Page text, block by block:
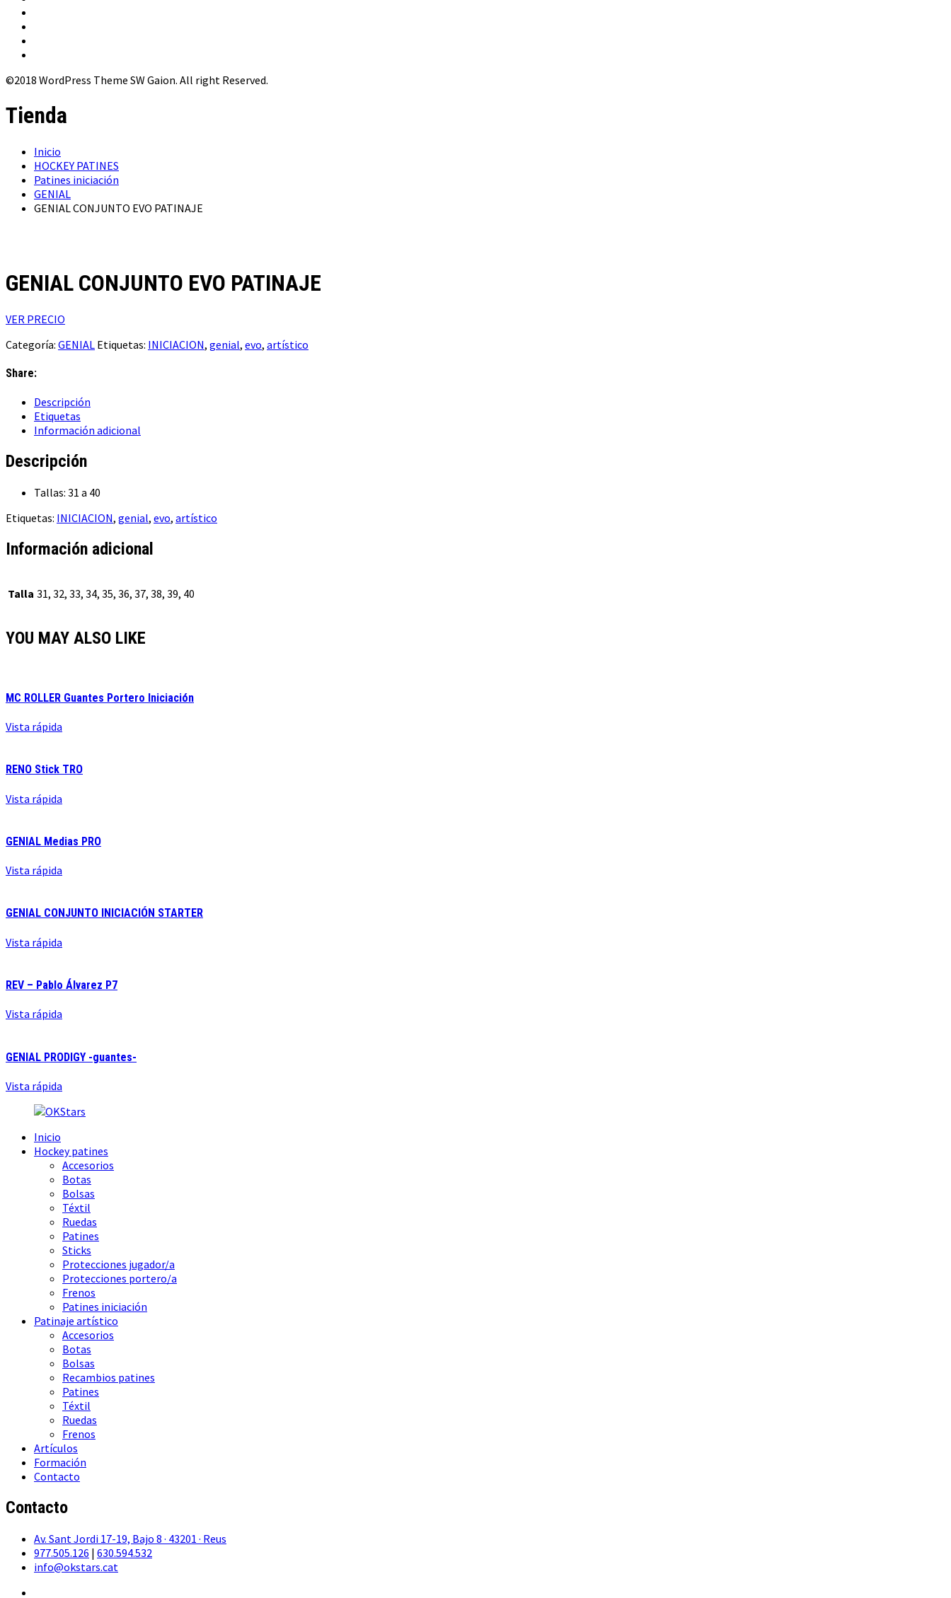
©2018 WordPress Theme SW Gaion. All right Reserved.
Tienda
Inicio
HOCKEY PATINES
Patines iniciación
GENIAL
GENIAL CONJUNTO EVO PATINAJE
GENIAL CONJUNTO EVO PATINAJE
VER PRECIO
Categoría: GENIAL Etiquetas: INICIACION, genial, evo, artístico
Share:
Descripción
Etiquetas
Información adicional
Descripción
Tallas: 31 a 40
Etiquetas: INICIACION, genial, evo, artístico
Información adicional
Talla 31, 32, 33, 34, 35, 36, 37, 38, 39, 40
YOU MAY ALSO LIKE
MC ROLLER Guantes Portero Iniciación
Vista rápida
RENO Stick TRO
Vista rápida
GENIAL Medias PRO
Vista rápida
GENIAL CONJUNTO INICIACIÓN STARTER
Vista rápida
REV – Pablo Álvarez P7
Vista rápida
GENIAL PRODIGY -guantes-
Vista rápida
Inicio
Hockey patines
Accesorios
Botas
Bolsas
Téxtil
Ruedas
Patines
Sticks
Protecciones jugador/a
Protecciones portero/a
Frenos
Patines iniciación
Patinaje artístico
Accesorios
Botas
Bolsas
Recambios patines
Patines
Téxtil
Ruedas
Frenos
Artículos
Formación
Contacto
Contacto
Av. Sant Jordi 17-19, Bajo 8 · 43201 · Reus
977.505.126 | 630.594.532
info@okstars.cat